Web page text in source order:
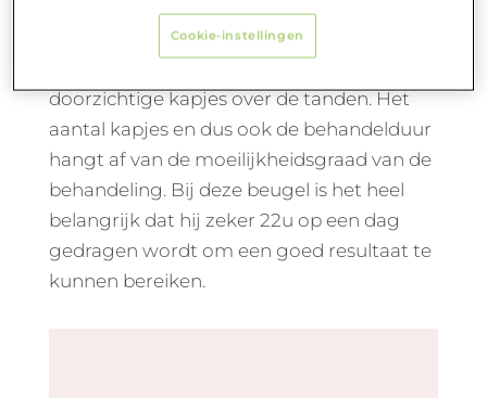
tanden recht te zetten. Het verplaatsen
van de tanden gebeurt door middel van
doorzichtige kapjes over de tanden. Het
aantal kapjes en dus ook de behandelduur
hangt af van de moeilijkheidsgraad van de
behandeling. Bij deze beugel is het heel
belangrijk dat hij zeker 22u op een dag
gedragen wordt om een goed resultaat te
kunnen bereiken.
Cookie-instellingen